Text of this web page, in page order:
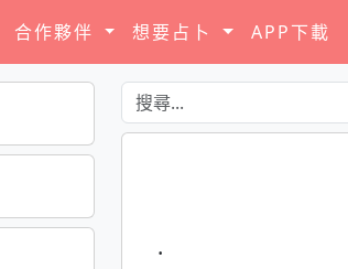
合作夥伴 想要占卜 APP下載
·